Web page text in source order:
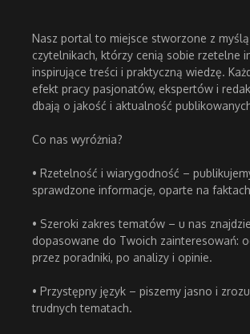
Nasz portal to miejsce stworzone z
czytelnikach, którzy cenią sobie rzetelne
inspirujące treści i praktyczną wiedzę.
efekt pracy pasjonatów, ekspertów i
dbają o jakość i aktualność
Co nas wyróżnia?
• Rzetelność i wiarygodność –
sprawdzone informacje, oparte na faktach
• Szeroki zakres tematów – u nas
dopasowane do Twoich zainteresowań:
przez poradniki, po analizy i opinie.
• Przystępny język – piszemy jasno i
trudnych tematach.